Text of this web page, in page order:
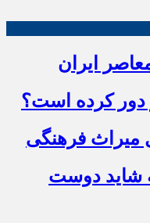
ایران
دور کرده است؟
میراث فرهنگی
شاید دوست